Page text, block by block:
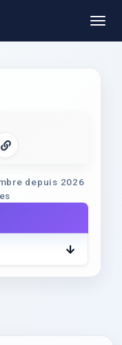
Copier le lien
depuis 2026